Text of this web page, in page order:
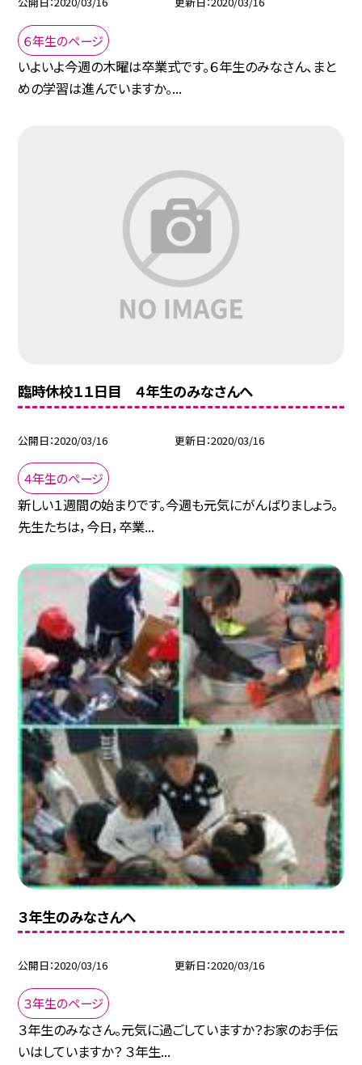
６年生のページ
いよいよ今週の木曜は卒業式です。６年生のみなさん、まと
めの学習は進んでいますか。...
臨時休校１１日目 ４年生のみなさんへ
公開日 2020/03/16 更新日 2020/03/16
４年生のページ
新しい１週間の始まりです。今週も元気にがんばりましょう。
先生たちは，今日，卒業...
３年生のみなさんへ
公開日 2020/03/16 更新日 2020/03/16
３年生のページ
３年生のみなさん。元気に過ごしていますか？お家のお手伝
いはしていますか？ ３年生...